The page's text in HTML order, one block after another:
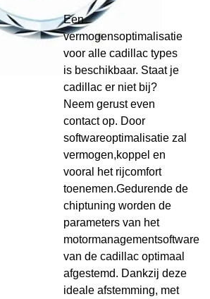
Een
vermogensoptimalisatie
voor alle cadillac types
is beschikbaar. Staat je
cadillac er niet bij?
Neem gerust even
contact op. Door
softwareoptimalisatie zal
vermogen,koppel en
vooral het rijcomfort
toenemen.Gedurende de
chiptuning worden de
parameters van het
motormanagementsoftware
van de cadillac optimaal
afgestemd. Dankzij deze
ideale afstemming, met